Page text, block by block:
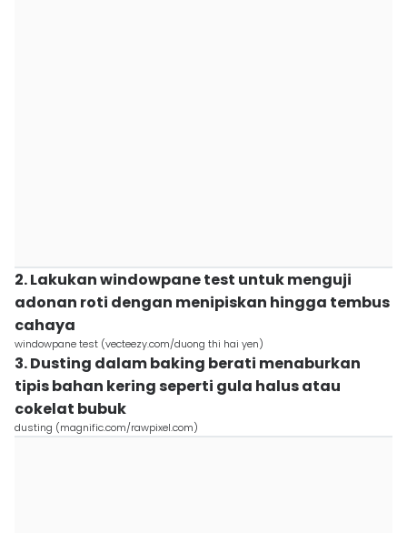
2. Lakukan windowpane test untuk menguji
adonan roti dengan menipiskan hingga tembus
cahaya
windowpane test (vecteezy.com/duong thi hai yen)
3. Dusting dalam baking berati menaburkan
tipis bahan kering seperti gula halus atau
cokelat bubuk
dusting (magnific.com/rawpixel.com)